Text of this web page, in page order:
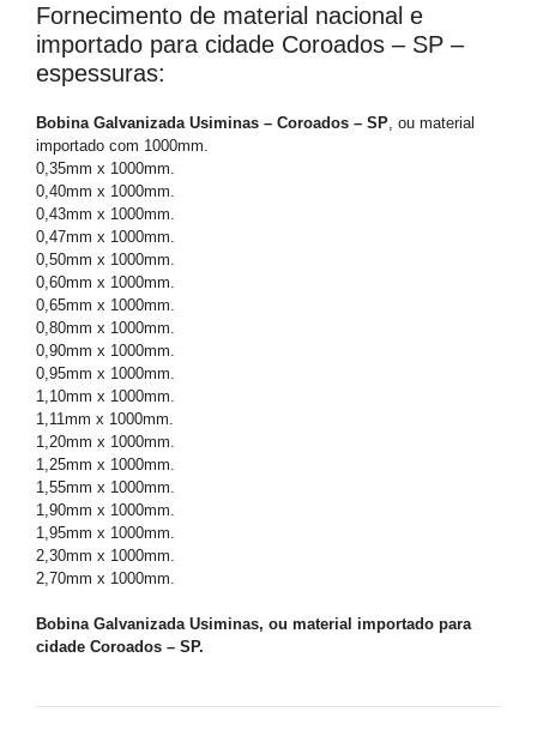
Fornecimento de material nacional e
importado para cidade Coroados – SP –
espessuras:
Bobina Galvanizada Usiminas – Coroados – SP , ou material
importado com 1000mm.
0,35mm x 1000mm.
0,40mm x 1000mm.
0,43mm x 1000mm.
0,47mm x 1000mm.
0,50mm x 1000mm.
0,60mm x 1000mm.
0,65mm x 1000mm.
0,80mm x 1000mm.
0,90mm x 1000mm.
0,95mm x 1000mm.
1,10mm x 1000mm.
1,11mm x 1000mm.
1,20mm x 1000mm.
1,25mm x 1000mm.
1,55mm x 1000mm.
1,90mm x 1000mm.
1,95mm x 1000mm.
2,30mm x 1000mm.
2,70mm x 1000mm.
Bobina Galvanizada Usiminas, ou material importado para
cidade Coroados – SP.